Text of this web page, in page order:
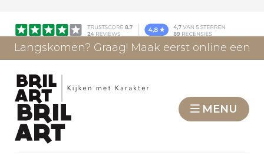
Langskomen? Graag! Maak eerst online een
MENU